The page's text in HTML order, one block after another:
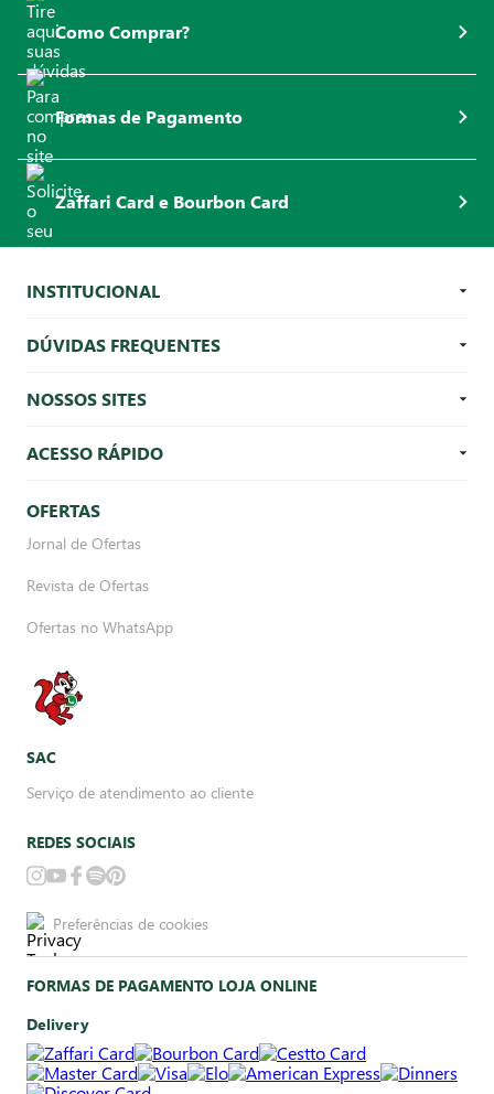
Como Comprar?
Formas de Pagamento
Zaffari Card e Bourbon Card
INSTITUCIONAL
DÚVIDAS FREQUENTES
NOSSOS SITES
ACESSO RÁPIDO
OFERTAS
Jornal de Ofertas
Revista de Ofertas
Ofertas no WhatsApp
SAC
Serviço de atendimento ao cliente
REDES SOCIAIS
Preferências de cookies
FORMAS DE PAGAMENTO LOJA ONLINE
Delivery